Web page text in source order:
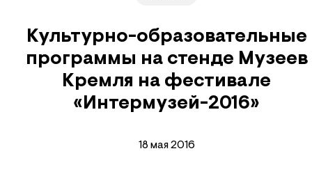
Культурно-образовательные
программы на стенде Музеев
Кремля на фестивале
«Интермузей-2016»
18 мая 2016